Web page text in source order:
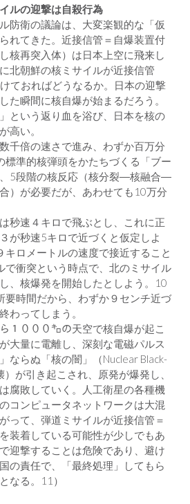
ルの迎撃は自殺行為
防衛の議論は、大変楽観的な「仮
れてきた。近接信管＝自爆装置付
核再突入体）は日本上空に飛来し
北朝鮮の核ミサイルが近接信管
けておればどうなるか。日本の迎撃
た瞬間に核自爆が始まるだろう。
という返り血を浴び、日本を核の
高い。
千倍の速さで進み、わずか百万分
標準的核弾頭をかたちづくる「ブー
5段階の核反応（核分裂―核融合―
）が必要だが、あわせても10万分
秒速４キロで飛ぶとし、これに正
が秒速5キロで近づくと仮定しよ
キロメートルの速度で接近すること
で衝突という時点で、北のミサイル
、核爆発を開始したとしよう。10
要時間だから、わずか９センチ近づ
わってしまう。
１０００㌔の天空で核自爆が起こ
大量に電離し、深刻な電磁パルス
ならぬ「核の闇」（Nuclear Black-
が引き起こされ、原発が爆発し、
腐敗していく。人工衛星の各種機
コンピュータネットワークは大混
って、弾道ミサイルが近接信管＝
装着している可能性が少しでもあ
迎撃することは危険であり、避け
の責任で、「最終処理」してもら
なる。11）